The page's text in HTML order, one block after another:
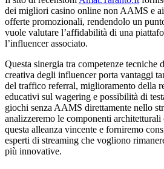
dei migliori casino online non AAMS e
offerte promozionali, rendendolo un
vuole valutare l’affidabilità di una
l’influencer associato.
Questa sinergia tra competenze tecniche
creativa degli influencer porta vantaggi
del traffico referral, miglioramento della
educativi sul wagering e possibilità di
giochi senza AAMS direttamente nello
analizzeremo le componenti
questa alleanza vincente e forniremo
esperti di streaming che vogliono
più innovative.